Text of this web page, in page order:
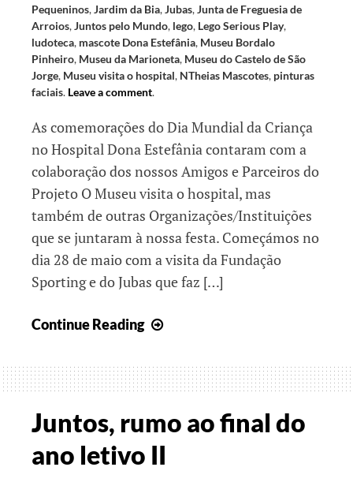
Pequeninos,Jardim da Bia,Jubas,Junta de Freguesia de
Arroios,Juntos pelo Mundo, lego, Lego Serious Play,
ludoteca, mascote Dona Estefânia, Museu Bordalo
Pinheiro, Museu da Marioneta, Museu do Castelo de São
Jorge, Museu visita o hospital, NTheias Mascotes, pinturas
faciais. Leave a comment.
As comemorações do Dia Mundial da Criança
no Hospital Dona Estefânia contaram com a
colaboração dos nossos Amigos e Parceiros do
Projeto O Museu visita o hospital, mas
também de outras Organizações/Instituições
que se juntaram à nossa festa. Começámos no
dia 28 de maio com a visita da Fundação
Sporting e do Jubas que faz […]
Continue Reading
Dia
Mundial
Criança
Juntos, rumo ao final do
ano letivo II